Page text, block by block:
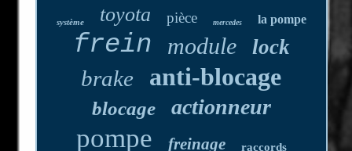
système toyota pièce mercedes la pompe
frein module lock
brake anti-blocage
blocage actionneur
pompe freinage raccords